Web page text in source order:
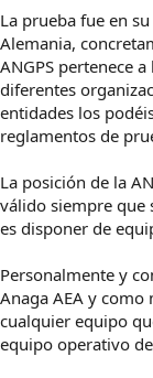
La prueba fue en
Alemania,
ANGPS pertenece
diferentes
entidades los
reglamentos de
La posición de la
válido siempre que
es disponer de
Personalmente y
Anaga AEA y
cualquier equipo
equipo operativo